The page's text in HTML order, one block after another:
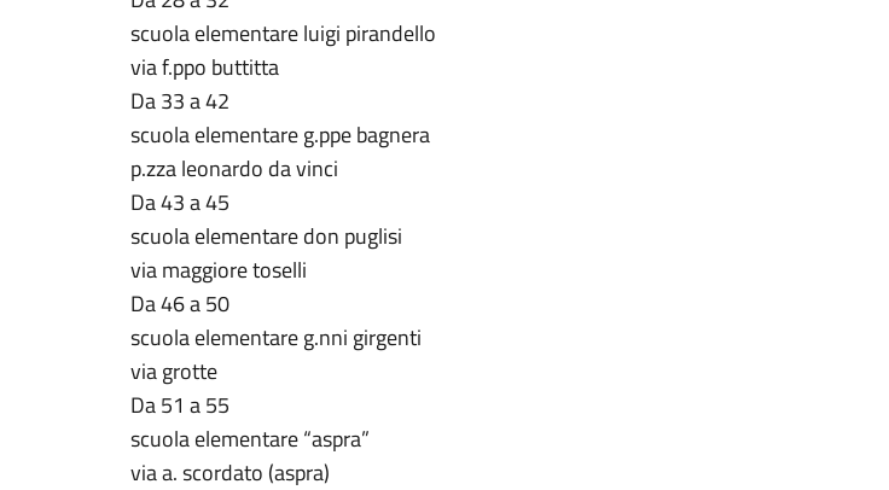
scuola elementare luigi pirandello
via f.ppo buttitta
Da 33 a 42
scuola elementare g.ppe bagnera
p.zza leonardo da vinci
Da 43 a 45
scuola elementare don puglisi
via maggiore toselli
Da 46 a 50
scuola elementare g.nni girgenti
via grotte
Da 51 a 55
scuola elementare “aspra”
via a. scordato (aspra)